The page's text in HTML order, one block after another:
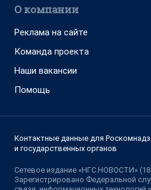
О компании
Реклама на сайте
Команда проекта
Наши вакансии
Помощь
Контактные данные для
и государственных органов
Сетевое издание «НГС.НОВОСТИ»
Зарегистрировано Федеральной